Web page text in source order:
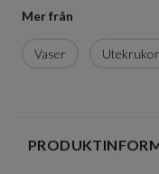
Mer från
Vaser Utekrukor